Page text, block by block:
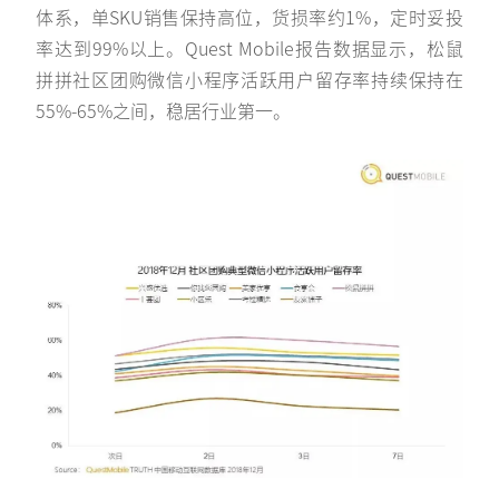
体系，单SKU销售保持高位，货损率约1%，定时妥投
率达到99%以上。Quest Mobile报告数据显示，松鼠
拼拼社区团购微信小程序活跃用户留存率持续保持在
55%-65%之间，稳居行业第一。